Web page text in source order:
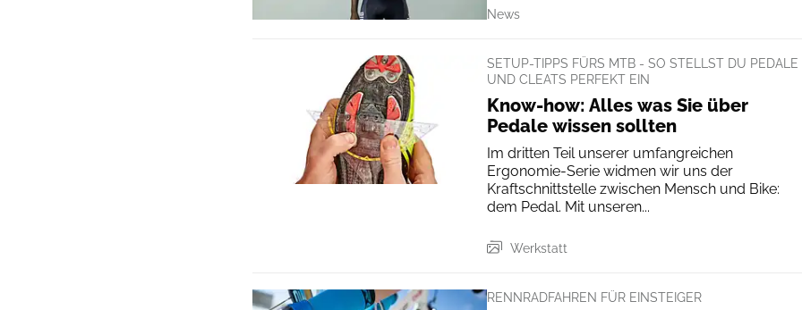
News
SETUP-TIPPS FÜRS MTB - SO STELLST DU PEDALE
UND CLEATS PERFEKT EIN
Know-how: Alles was Sie über
Pedale wissen sollten
Im dritten Teil unserer umfangreichen
Ergonomie-Serie widmen wir uns der
Kraftschnittstelle zwischen Mensch und Bike:
dem Pedal. Mit unseren...
Werkstatt
RENNRADFAHREN FÜR EINSTEIGER